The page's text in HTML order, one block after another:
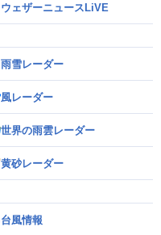
ウェザーニュースLiVE
雨雪レーダー
風レーダー
世界の雨雲レーダー
黄砂レーダー
台風情報